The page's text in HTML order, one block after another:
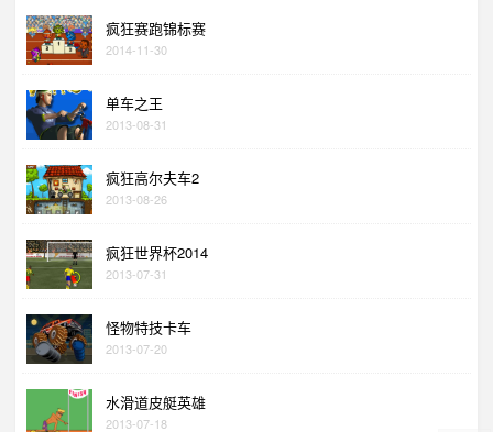
疯狂赛跑锦标赛
2014-11-30
单车之王
2013-08-31
疯狂高尔夫车2
2013-08-26
疯狂世界杯2014
2013-07-31
怪物特技卡车
2013-07-20
水滑道皮艇英雄
2013-07-18